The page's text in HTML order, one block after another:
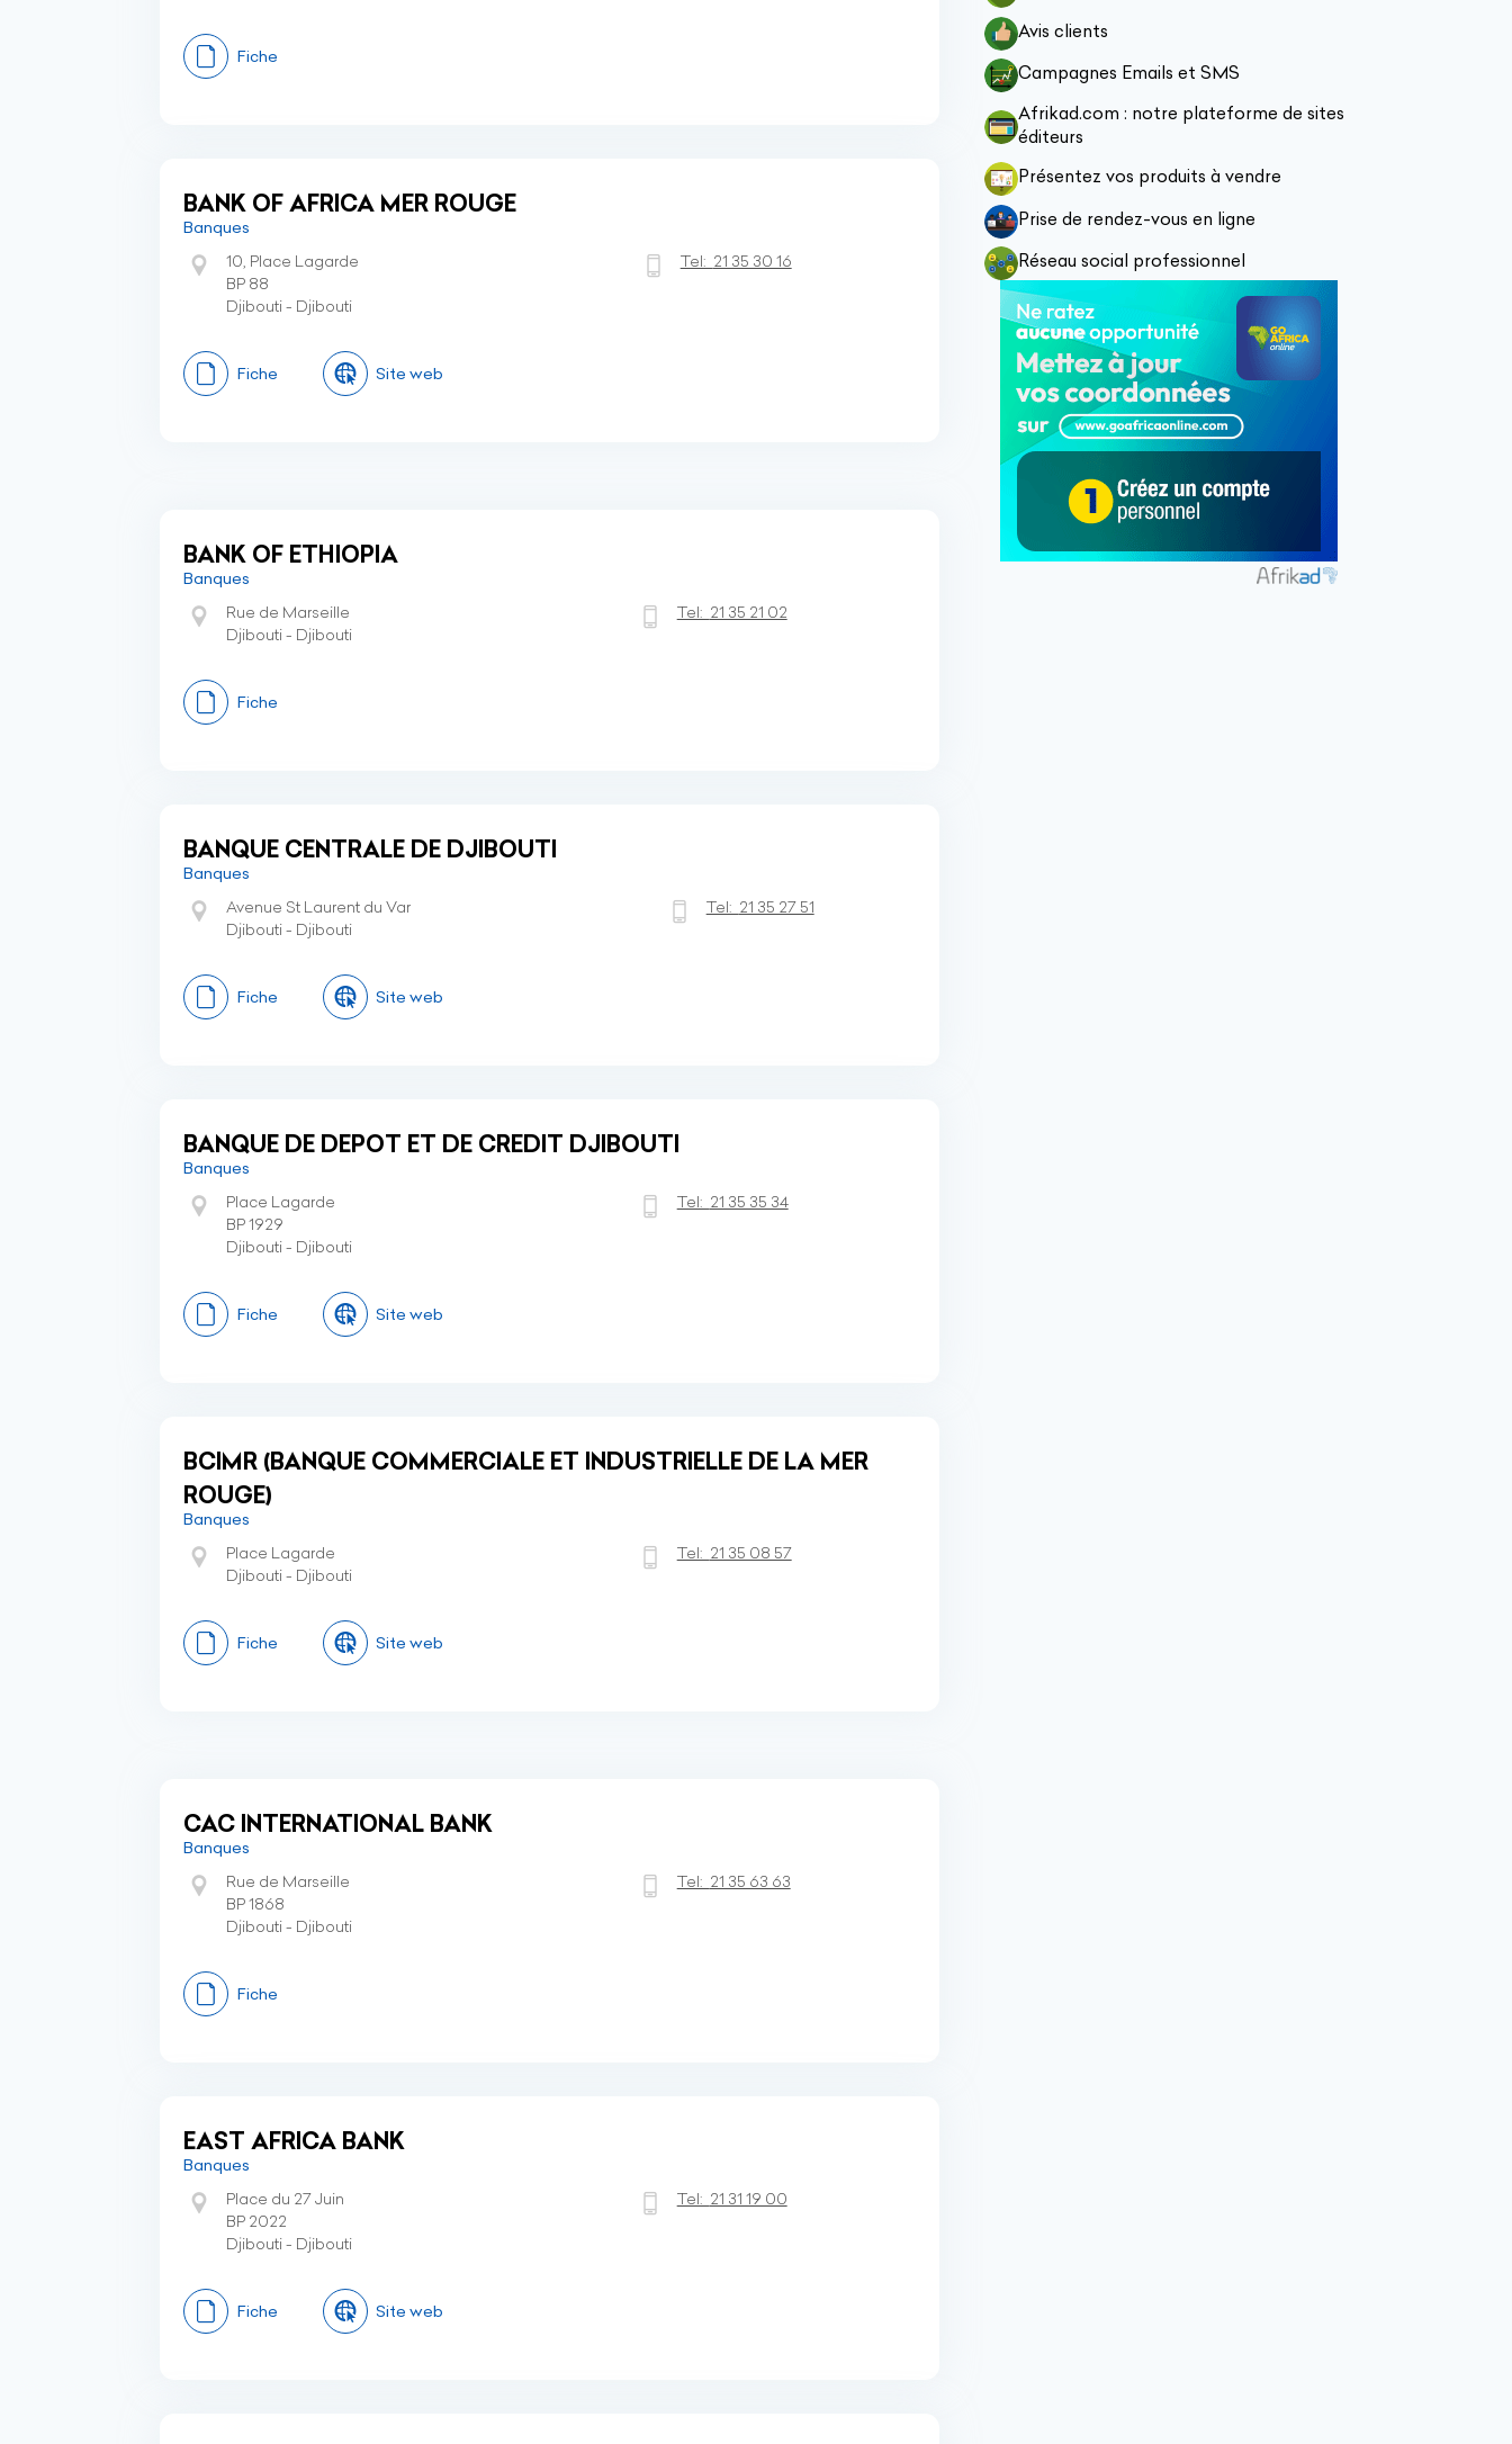
Fiche
BANK OF AFRICA MER ROUGE
Banques
10, Place Lagarde
BP 88
Djibouti - Djibouti
Tel: 21 35 30 16
Fiche Site web
BANK OF ETHIOPIA
Banques
Rue de Marseille
Djibouti - Djibouti
Tel: 21 35 21 02
Fiche
BANQUE CENTRALE DE DJIBOUTI
Banques
Avenue St Laurent du Var
Djibouti - Djibouti
Tel: 21 35 27 51
Fiche Site web
BANQUE DE DEPOT ET DE CREDIT DJIBOUTI
Banques
Place Lagarde
BP 1929
Djibouti - Djibouti
Tel: 21 35 35 34
Fiche Site web
BCIMR (BANQUE COMMERCIALE ET INDUSTRIELLE DE LA MER
ROUGE)
Banques
Place Lagarde
Djibouti - Djibouti
Tel: 21 35 08 57
Fiche Site web
CAC INTERNATIONAL BANK
Banques
Rue de Marseille
BP 1868
Djibouti - Djibouti
Tel: 21 35 63 63
Fiche
EAST AFRICA BANK
Banques
Place du 27 Juin
BP 2022
Djibouti - Djibouti
Tel: 21 31 19 00
Fiche Site web
Avis clients
Campagnes Emails et SMS
Afrikad.com : notre plateforme de sites
éditeurs
Présentez vos produits à vendre
Prise de rendez-vous en ligne
Réseau social professionnel